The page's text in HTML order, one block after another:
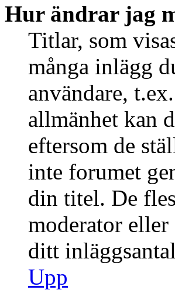
Hur ändrar jag
Titlar, som
många inlägg
användare,
allmänhet kan
eftersom de
inte forumet
din titel. De
moderator
ditt
Upp